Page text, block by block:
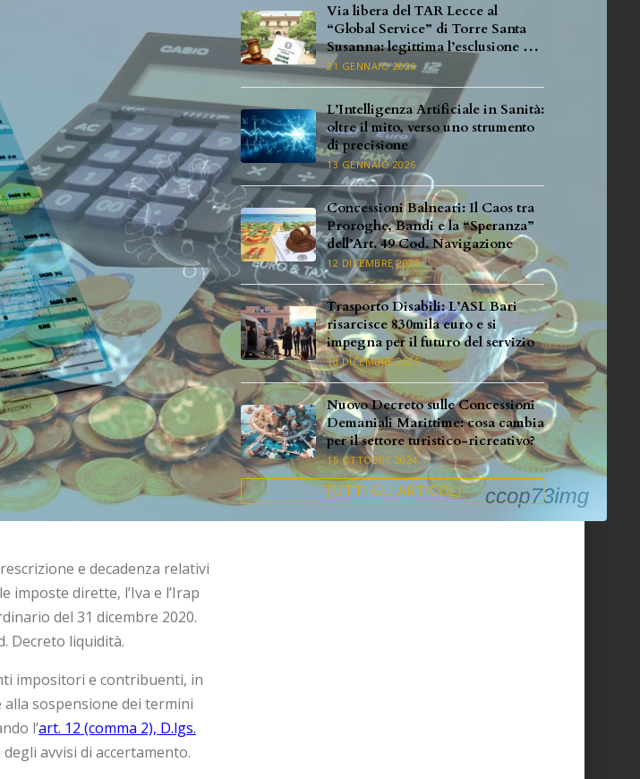
e decadenza relativi
dirette, l’Iva e l’Irap
del 31 dicembre 2020.
Decreto liquidità.
impositori e contribuenti, in
sospensione dei termini
l’art. 12 (comma 2), D.lgs.
avvisi di accertamento.
Via libera del TAR Lecce al
“Global Service” di Torre Santa
Susanna: legittima l’esclusione per
carenza di requisiti specifici
21 GENNAIO 2026
L’Intelligenza Artificiale in Sanità:
oltre il mito, verso uno strumento
di precisione
13 GENNAIO 2026
Concessioni Balneari: Il Caos tra
Proroghe, Bandi e la “Speranza”
dell’Art. 49 Cod. Navigazione
12 DICEMBRE 2025
Trasporto Disabili: L’ASL Bari
risarcisce 830mila euro e si
impegna per il futuro del servizio
10 DICEMBRE 2025
Nuovo Decreto sulle Concessioni
Demaniali Marittime: cosa cambia
per il settore turistico-ricreativo?
15 OTTOBRE 2024
TUTTI GLI ARTICOLI